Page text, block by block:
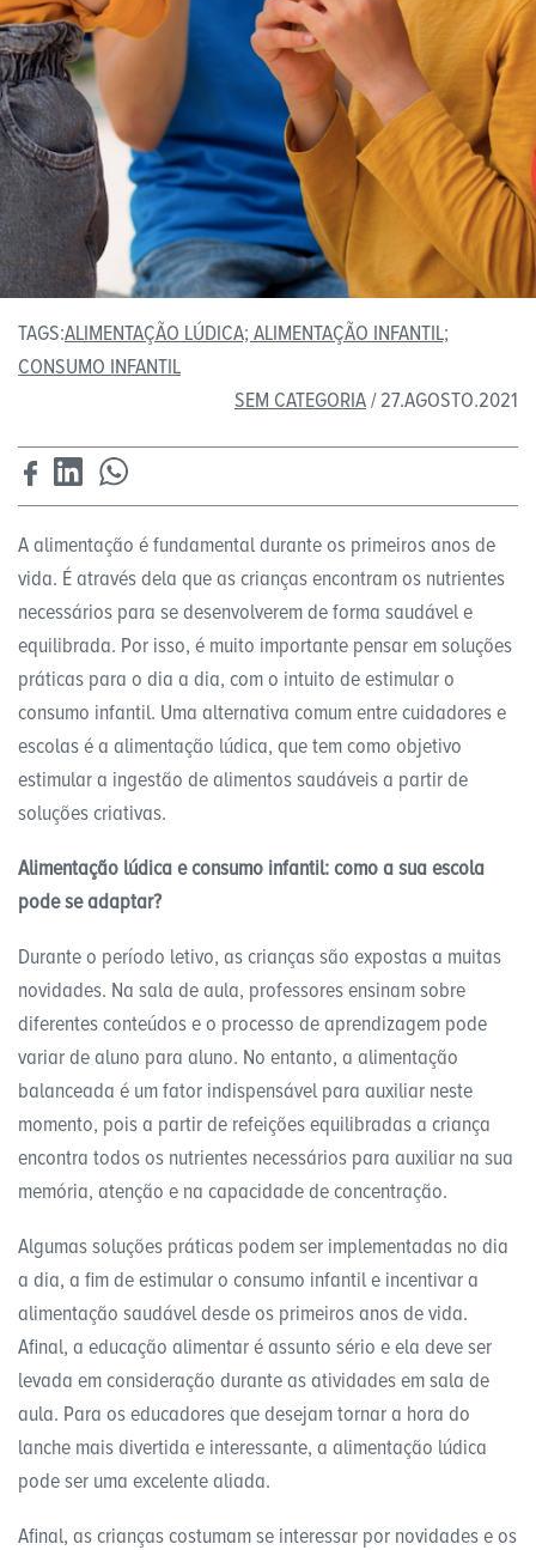
TAGS:ALIMENTAÇÃO LÚDICA; ALIMENTAÇÃO INFANTIL;
CONSUMO INFANTIL
SEM CATEGORIA/ 27.AGOSTO.2021
A alimentação é fundamental durante os primeiros anos de
vida. É através dela que as crianças encontram os nutrientes
necessários para se desenvolverem de forma saudável e
equilibrada. Por isso, é muito importante pensar em soluções
práticas para o dia a dia, com o intuito de estimular o
consumo infantil. Uma alternativa comum entre cuidadores e
escolas é a alimentação lúdica, que tem como objetivo
estimular a ingestão de alimentos saudáveis a partir de
soluções criativas.
Alimentação lúdica e consumo infantil: como a sua escola
pode se adaptar?
Durante o período letivo, as crianças são expostas a muitas
novidades. Na sala de aula, professores ensinam sobre
diferentes conteúdos e o processo de aprendizagem pode
variar de aluno para aluno. No entanto, a alimentação
balanceada é um fator indispensável para auxiliar neste
momento, pois a partir de refeições equilibradas a criança
encontra todos os nutrientes necessários para auxiliar na sua
memória, atenção e na capacidade de concentração.
Algumas soluções práticas podem ser implementadas no dia
a dia, a fim de estimular o consumo infantil e incentivar a
alimentação saudável desde os primeiros anos de vida.
Afinal, a educação alimentar é assunto sério e ela deve ser
levada em consideração durante as atividades em sala de
aula. Para os educadores que desejam tornar a hora do
lanche mais divertida e interessante, a alimentação lúdica
pode ser uma excelente aliada.
Afinal, as crianças costumam se interessar por novidades e os